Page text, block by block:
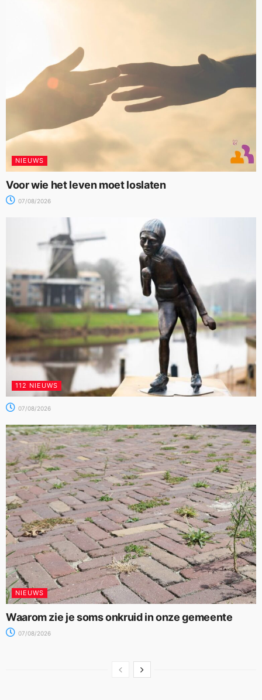
NIEUWS
Voor wie het leven moet loslaten
07/08/2026
112 NIEUWS
07/08/2026
NIEUWS
Waarom zie je soms onkruid in onze gemeente
07/08/2026